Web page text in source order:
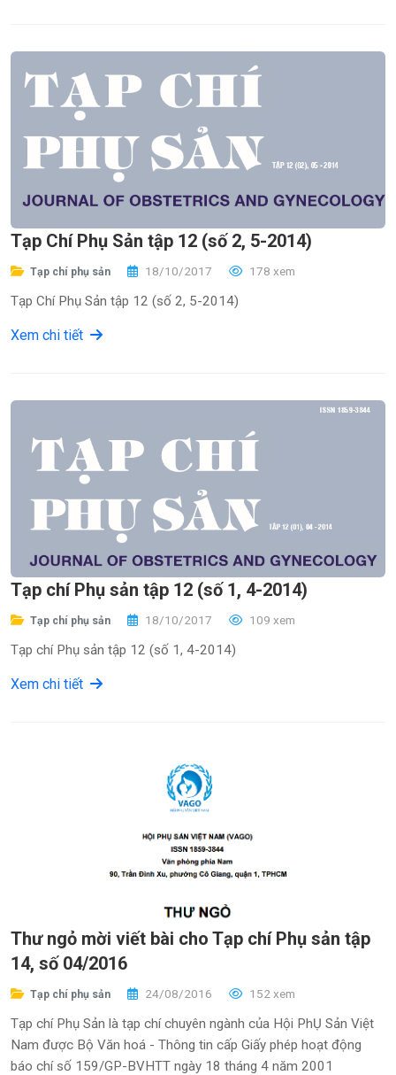
Tạp Chí Phụ Sản tập 12 (số 2, 5-2014)
Tạp chí phụ sản 18/10/2017 178 xem
Tạp Chí Phụ Sản tập 12 (số 2, 5-2014)
Xem chi tiết
Tạp chí Phụ sản tập 12 (số 1, 4-2014)
Tạp chí phụ sản 18/10/2017 109 xem
Tạp chí Phụ sản tập 12 (số 1, 4-2014)
Xem chi tiết
Thư ngỏ mời viết bài cho Tạp chí Phụ sản tập
14, số 04/2016
Tạp chí phụ sản 24/08/2016 152 xem
Tạp chí Phụ Sản là tạp chí chuyên ngành của Hội PhỤ Sản Việt
Nam được Bộ Văn hoá - Thông tin cấp Giấy phép hoạt động
báo chí số 159/GP-BVHTT ngày 18 tháng 4 năm 2001